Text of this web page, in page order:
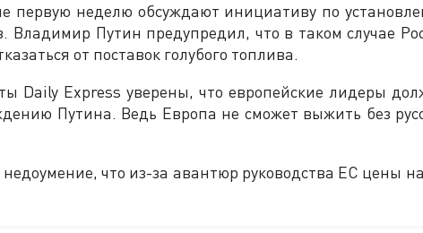
первую неделю обсуждают инициативу по
Владимир Путин предупредил, что в таком случае
от поставок голубого топлива.
Daily Express уверены, что европейские лидеры
Путина. Ведь Европа не сможет выжить без
что из-за авантюр руководства ЕС цены